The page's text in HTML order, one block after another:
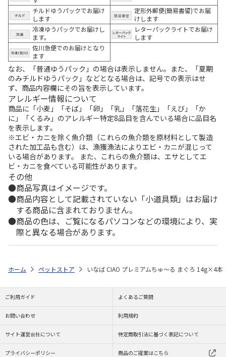
チルドゆうパックでお届け
します
定形外郵便(簡易書留)でお届
けします
冷凍ゆうパックでお届けし
ます。
レターパックライトでお届け
します
佐川急便でのお届けとなり
ます
なお、「普通ゆうパック」の場合は表示しません。また、「夏期
のみチルドゆうパック」などとなる場合は、記号での表示はせ
ず、商品内容欄にその旨を表示しています。
アレルギー情報について
商品に「小麦」「そば」「卵」「乳」「落花生」「えび」「か
に」「くるみ」のアレルギー特定8品目を含んでいる場合に品目名
を表示します。
※エビ・カニを除く魚介類（これらの魚介類を原材料として製造
された加工品も含む）は、漁獲漁法によりエビ・カニが混じって
いる場合があります。 また、これらの魚介類は、エサとしてエ
ビ・カニを食べている可能性があります。
その他
商品写真はイメージです。
商品内容として記載されていない「小道具類」はお届け
する商品に含まれておりません。
商品の色は、ご覧になるパソコンなどの環境により、実
際と異なる場合があります。
ホーム ペットストア いなば CIAO プレミアムちゅ～る まぐろ 14g×4本
ご利用ガイド よくあるご質問
お問い合わせ 利用規約
サイト運営会社について 特定商取引法に基づく表記について
プライバシーポリシー 商品のご提案はこちら